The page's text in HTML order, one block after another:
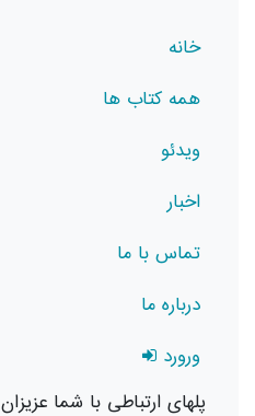
خانه
همه کتاب ها
ویدئو
اخبار
تماس با ما
درباره ما
ورورد
پلهای ارتباطی با شما عزیزان